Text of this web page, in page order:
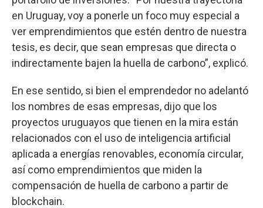
en Uruguay, voy a ponerle un foco muy especial a
ver emprendimientos que estén dentro de nuestra
tesis, es decir, que sean empresas que directa o
indirectamente bajen la huella de carbono”, explicó.
En ese sentido, si bien el emprendedor no adelantó
los nombres de esas empresas, dijo que los
proyectos uruguayos que tienen en la mira están
relacionados con el uso de inteligencia artificial
aplicada a energías renovables, economía circular,
así como emprendimientos que miden la
compensación de huella de carbono a partir de
blockchain.